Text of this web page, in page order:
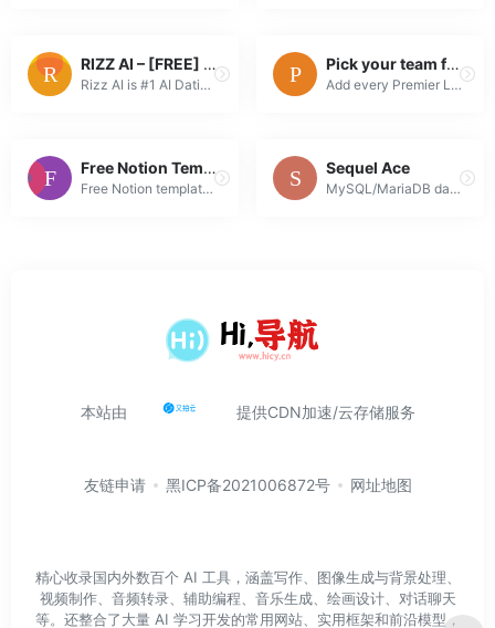
RIZZ AI – [FREE] Rizz App Online | #1 Rizz AI Dating Assistant
Rizz AI is #1 AI Dating Assistant by Dating AI, helps you get more matches. Get 10 FREE credits and level up your dating game with the best rizz app o...
Pick your team from the Premier League and import fixtures directly into your digital calendar
Add every Premier League fixture for your favourite team to your digital calendar. It's free, and no signup needed. Kickoff changes, new fixtures, and...
Free Notion Templates September 2023 [30+ Templates]
Free Notion templates for students, personal finance, work, productivity, and more
Sequel Ace
MySQL/MariaDB database management for macOS
本站由 提供CDN加速/云存储服务
友链申请 黑ICP备2021006872号 网址地图
精心收录国内外数百个 AI 工具，涵盖写作、图像生成与背景处理、
视频制作、音频转录、辅助编程、音乐生成、绘画设计、对话聊天
等。还整合了大量 AI 学习开发的常用网站、实用框架和前沿模型，